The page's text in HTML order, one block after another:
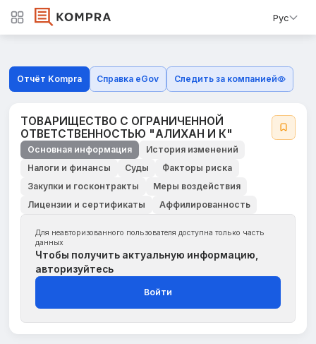
Рус
Отчёт Kompra Справка eGov Следить за компанией
ТОВАРИЩЕСТВО С ОГРАНИЧЕННОЙ
ОТВЕТСТВЕННОСТЬЮ "АЛИХАН И К"
Основная информация
История изменений
Налоги и финансы
Суды
Факторы риска
Закупки и госконтракты
Меры воздействия
Лицензии и сертификаты
Аффилированность
Для неавторизованного пользователя доступна только часть
данных
Чтобы получить актуальную информацию,
авторизуйтесь
Войти